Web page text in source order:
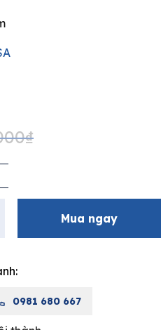
₫
Mua ngay
0981 680 667